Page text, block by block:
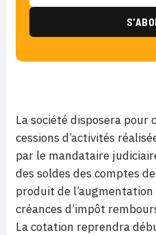
La société disposera pour
cessions d’activités
par le mandataire
des soldes des comptes
produit de
créances d’impôt
La cotation reprendra